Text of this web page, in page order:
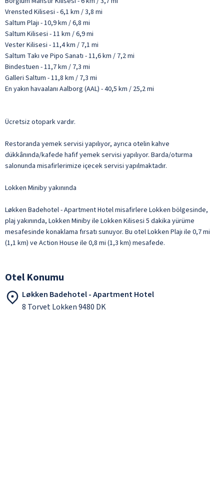
Vrensted Kilisesi - 6,1 km / 3,8 mi
Saltum Plajı - 10,9 km / 6,8 mi
Saltum Kilisesi - 11 km / 6,9 mi
Vester Kilisesi - 11,4 km / 7,1 mi
Saltum Takı ve Pipo Sanatı - 11,6 km / 7,2 mi
Bindestuen - 11,7 km / 7,3 mi
Galleri Saltum - 11,8 km / 7,3 mi
En yakın havaalanı Aalborg (AAL) - 40,5 km / 25,2 mi
Ücretsiz otopark vardır.
Restoranda yemek servisi yapılıyor, ayrıca otelin kahve
dükkânında/kafede hafif yemek servisi yapılıyor. Barda/oturma
salonunda misafirlerimize içecek servisi yapılmaktadır.
Lokken Miniby yakınında
Løkken Badehotel - Apartment Hotel misafirlere Lokken bölgesinde,
plaj yakınında, Lokken Miniby ile Lokken Kilisesi 5 dakika yürüme
mesafesinde konaklama fırsatı sunuyor. Bu otel Lokken Plajı ile 0,7 mi
(1,1 km) ve Action House ile 0,8 mi (1,3 km) mesafede.
Otel Konumu
Løkken Badehotel - Apartment Hotel
8 Torvet Lokken 9480 DK